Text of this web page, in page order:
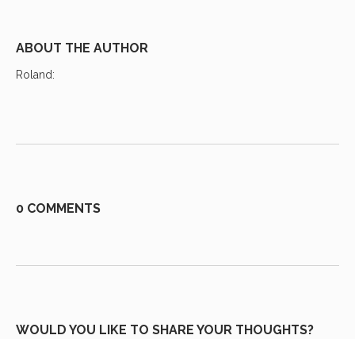
ABOUT THE AUTHOR
Roland:
0 COMMENTS
WOULD YOU LIKE TO SHARE YOUR THOUGHTS?